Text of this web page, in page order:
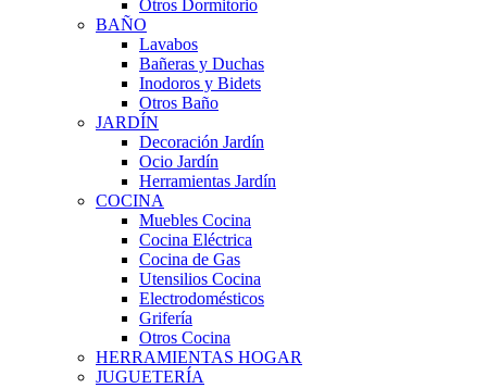
Otros Dormitorio
BAÑO
Lavabos
Bañeras y Duchas
Inodoros y Bidets
Otros Baño
JARDÍN
Decoración Jardín
Ocio Jardín
Herramientas Jardín
COCINA
Muebles Cocina
Cocina Eléctrica
Cocina de Gas
Utensilios Cocina
Electrodomésticos
Grifería
Otros Cocina
HERRAMIENTAS HOGAR
JUGUETERÍA